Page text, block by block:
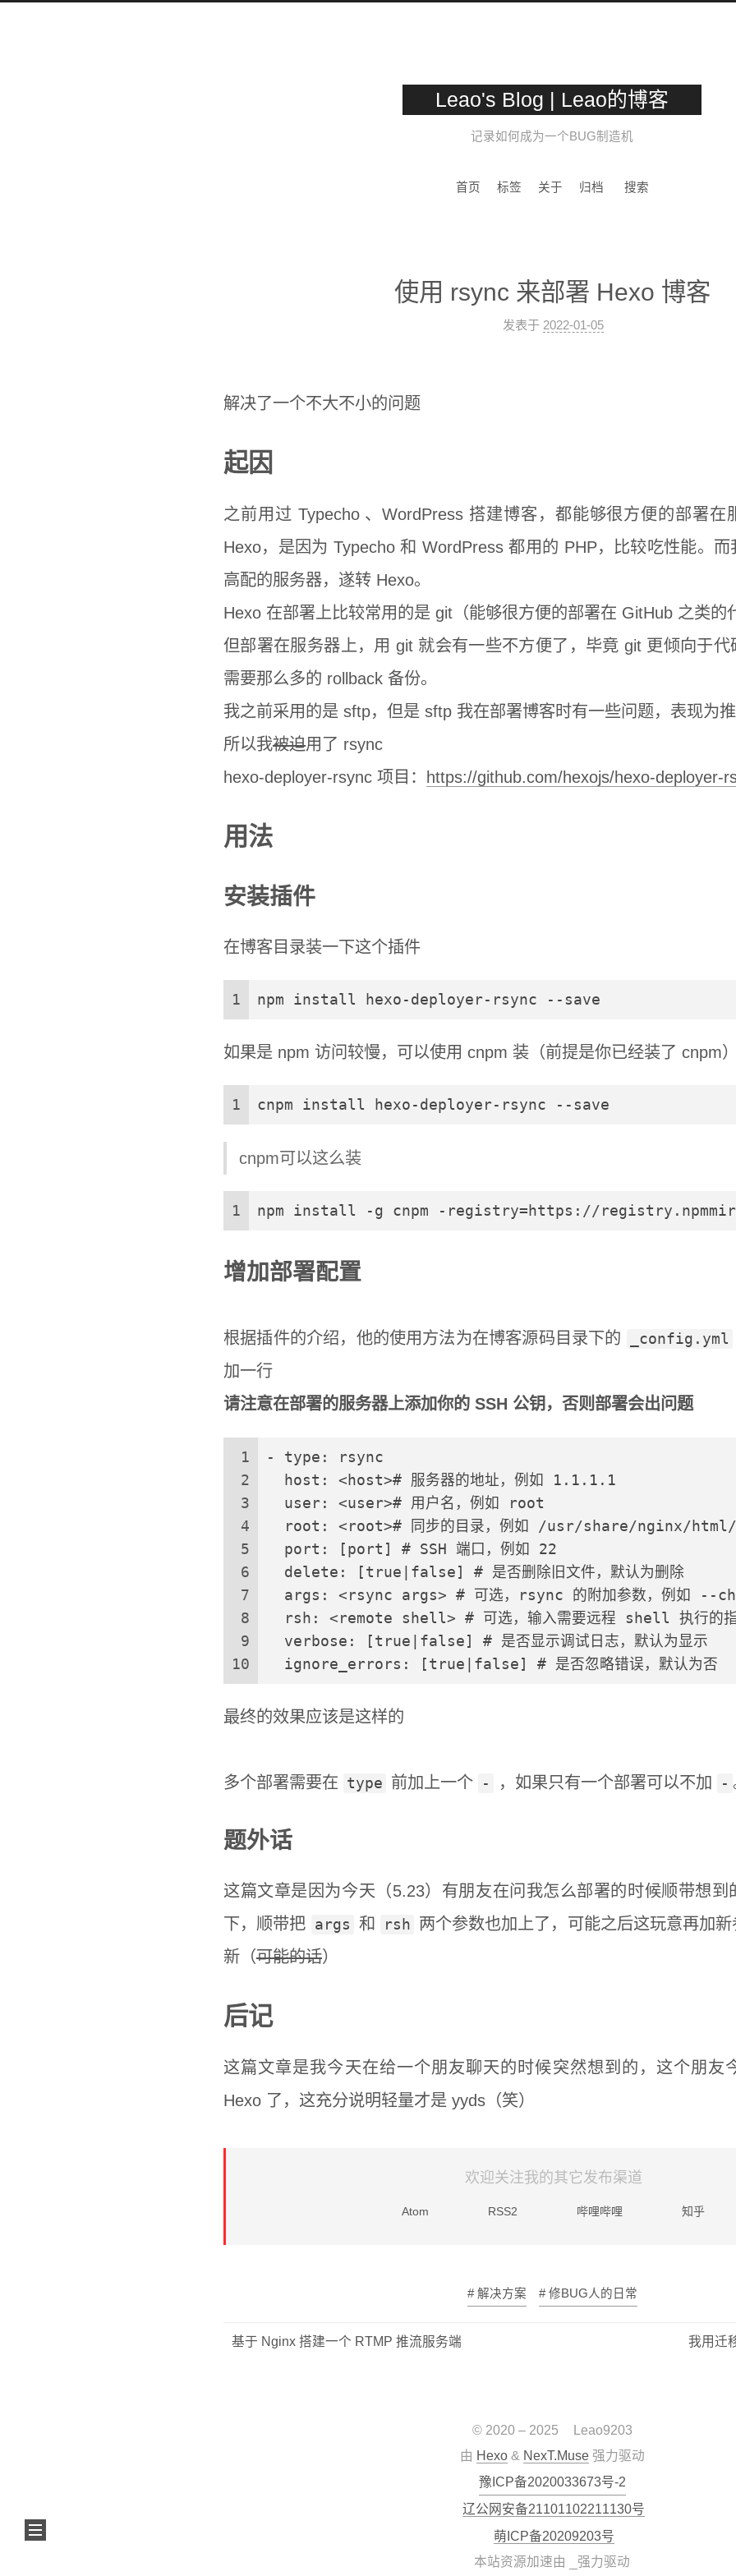
Leao's Blog | Leao的博客
记录如何成为一个BUG制造机
首页 标签 关于 归档 搜索
使用 rsync 来部署 Hexo 博客
发表于 2022-01-05
解决了一个不大不小的问题
起因
之前用过 Typecho 、WordPress 搭建博客，都能够很方便的部署在
Hexo，是因为 Typecho 和 WordPress 都用的 PHP，比较吃性能。
高配的服务器，遂转 Hexo。
Hexo 在部署上比较常用的是 git（能够很方便的部署在 GitHub 之类的
但部署在服务器上，用 git 就会有一些不方便了，毕竟 git 更倾向于
需要那么多的 rollback 备份。
我之前采用的是 sftp，但是 sftp 我在部署博客时有一些问题，表现为推
所以我被迫用了 rsync
hexo-deployer-rsync 项目：
https://github.com/hexojs/hexo-deployer-
用法
安装插件
在博客目录装一下这个插件
1 npm install hexo-deployer-rsync --save
如果是 npm 访问较慢，可以使用 cnpm 装（前提是你已经装了 cnpm）
1 cnpm install hexo-deployer-rsync --save
cnpm可以这么装
1 npm install -g cnpm -registry=https://
增加部署配置
根据插件的介绍，他的使用方法为在博客源码目录下的 _config.yml
加一行
请注意在部署的服务器上添加你的 SSH 公钥，否则部署会出问题
1
2
3
4
5
6
7
8
9
10
- type: rsync
  host: <host># 服务器的地址，例如 1.1.1.1
  user: <user># 用户名，例如 root
  root: <root># 同步的目录，例如 /usr/share/nginx/html/
  port: [port] # SSH 端口，例如 22
  delete: [true|false] # 是否删除旧文件，默认为删除
args: <rsync args> # 可选，rsync 的附加参数，例如 --
rsh: <remote shell> # 可选，输入需要远程 shell 执行的指
  verbose: [true|false] # 是否显示调试日志，默认为显示
  ignore_errors: [true|false] # 是否忽略错误，默认为否
最终的效果应该是这样的
多个部署需要在 type 前加上一个 - ，如果只有一个部署可以不加 -
题外话
这篇文章是因为今天（5.23）有朋友在问我怎么部署的时候顺带想到
下，顺带把 args 和 rsh 两个参数也加上了，可能之后这玩意再加
新（可能的话）
后记
这篇文章是我今天在给一个朋友聊天的时候突然想到的，这个朋友
Hexo 了，这充分说明轻量才是 yyds（笑）
欢迎关注我的其它发布渠道
Atom RSS2 哔哩哔哩 知乎
# 解决方案 # 修BUG人的日常
基于 Nginx 搭建一个 RTMP 推流服务端 我用迁
© 2020 – 2025
Leao9203
由 Hexo& NexT.Muse强力驱动
豫ICP备2020033673号-2
辽公网安备21101102211130号
萌ICP备20209203号
本站资源加速由
强力驱动